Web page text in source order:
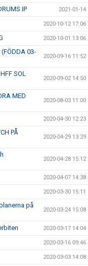
IP 2021-01-14
2020-10-12 17:06
2020-10-01 13:06
03-
2020-09-16 11:52
SOL
2020-09-02 14:50
MED
2020-08-03 11:00
2020-04-30 12:23
PÅ
2020-04-29 13:29
2020-04-28 15:12
2020-04-07 14:38
2020-03-30 15:11
på
2020-03-24 15:08
2020-03-17 14:04
2020-03-16 09:46
2020-03-03 14:08